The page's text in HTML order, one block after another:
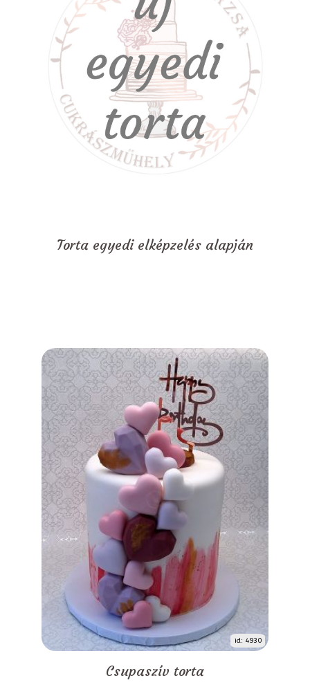
Torta egyedi elképzelés alapján
id: 4930
Csupaszív torta